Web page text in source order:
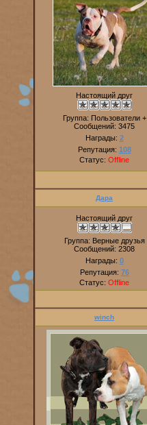
Настоящий друг
Группа: Пользователи +
Сообщений: 3475
Награды: 2
Репутация: 108
Статус: Offline
Дара
Настоящий друг
Группа: Верные друзья
Сообщений: 2308
Награды: 0
Репутация: 76
Статус: Offline
winch